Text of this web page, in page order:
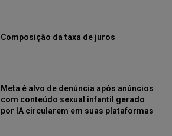
Composição da taxa de juros
Meta é alvo de denúncia após anúncios
com conteúdo sexual infantil gerado
por IA circularem em suas plataformas